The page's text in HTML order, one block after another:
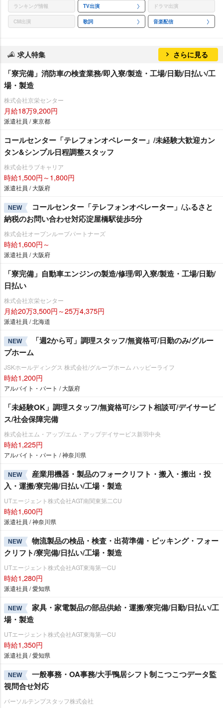
ランキング情報 TV出演 ドラマ出演
CM出演 歌詞 音楽配信
求人特集 さらに見る
「寮完備」消防車の検査業務/即入寮/製造・工場/日勤/日払い/工
場・製造
株式会社京栄センター
月給18万9,200円
派遣社員 / 東京都
コールセンター「テレフォンオペレーター」/未経験大歓迎カン
タン&シンプル日程調整スタッフ
株式会社ラブキャリア
時給1,500円～1,800円
派遣社員 / 大阪府
NEW
コールセンター「テレフォンオペレーター」/ふるさと
納税のお問い合わせ対応淀屋橋駅徒歩5分
株式会社オープンループパートナーズ
時給1,600円～
派遣社員 / 大阪府
「寮完備」自動車エンジンの製造/修理/即入寮/製造・工場/日勤/
日払い
株式会社京栄センター
月給20万3,500円～25万4,375円
派遣社員 / 北海道
NEW
「週2から可」調理スタッフ/無資格可/日勤のみ/グルー
プホーム
JSKホールディングス 株式会社/グループホーム ハッピーライフ
時給1,200円
アルバイト・パート / 大阪府
「未経験OK」調理スタッフ/無資格可/シフト相談可/デイサービ
ス/社会保障完備
株式会社エム・アップ/エム・アップデイサービス新羽中央
時給1,225円
アルバイト・パート / 神奈川県
NEW
産業用機器・製品のフォークリフト・搬入・搬出・投
入・運搬/寮完備/日払い/工場・製造
UTエージェント株式会社AGT南関東第二CU
時給1,600円
派遣社員 / 神奈川県
NEW
物流製品の検品・検査・出荷準備・ピッキング・フォー
クリフト/寮完備/日払い/工場・製造
UTエージェント株式会社AGT東海第一CU
時給1,280円
派遣社員 / 愛知県
NEW
家具・家電製品の部品供給・運搬/寮完備/日勤/日払い/工
場・製造
UTエージェント株式会社AGT東海第一CU
時給1,350円
派遣社員 / 愛知県
NEW
一般事務・OA事務/大手鴨居シフト制こつこつデータ監
視問合せ対応
パーソルテンプスタッフ株式会社